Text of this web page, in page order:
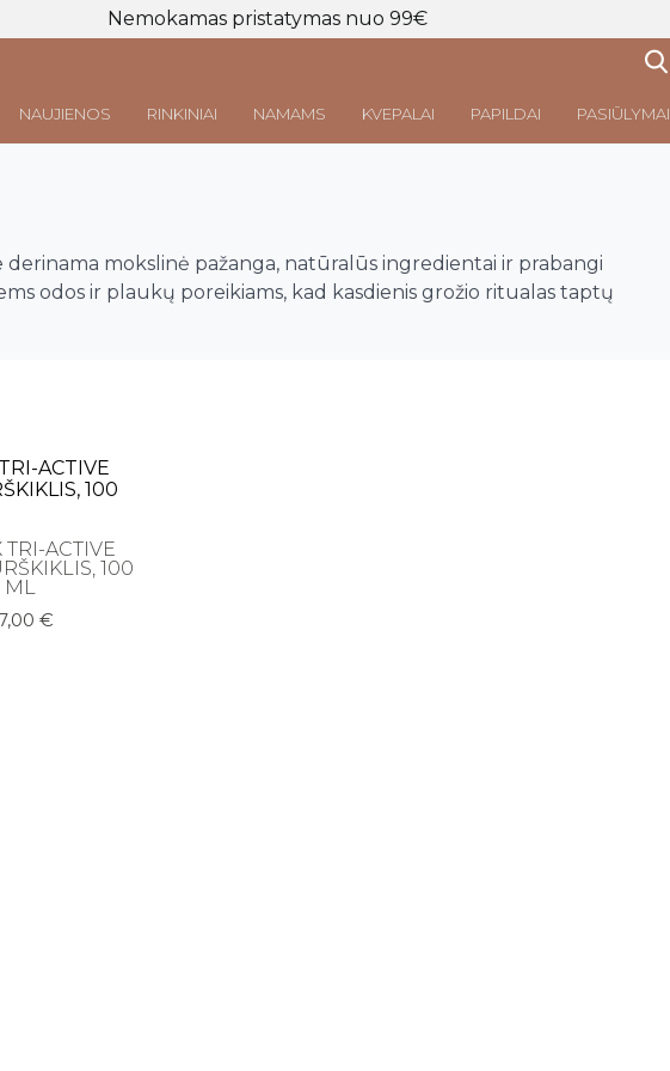
Nemokamas pristatymas nuo 99€
NAUJIENOS RINKINIAI NAMAMS KVEPALAI PAPILDAI PASIŪLYMAI
mokslinė pažanga, natūralūs ingredientai ir prabangi
odos ir plaukų poreikiams, kad kasdienis grožio ritualas taptų
TRI-ACTIVE
100
ML
€